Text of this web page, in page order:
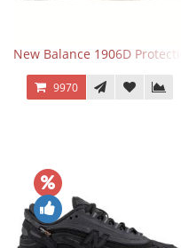
New Balance 1906D
9970